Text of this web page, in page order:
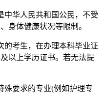
华人民共和国公民，不受
身体健康状况等限制。
考生，在办理本科毕业证
以上学历证书。若无法提
要求的专业(例如护理专